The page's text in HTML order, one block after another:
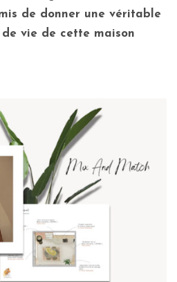
de donner une véritable
vie de cette maison